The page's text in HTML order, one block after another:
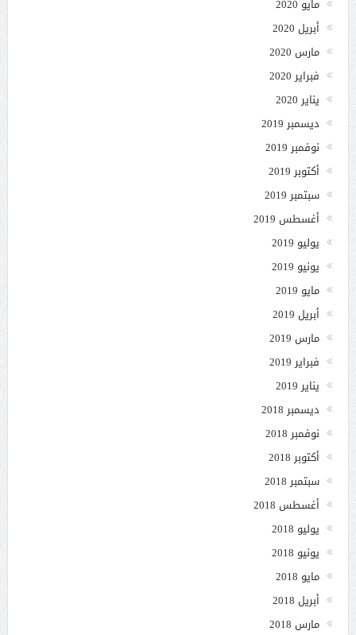
مايو 2020
أبريل 2020
مارس 2020
فبراير 2020
يناير 2020
ديسمبر 2019
نوفمبر 2019
أكتوبر 2019
سبتمبر 2019
أغسطس 2019
يوليو 2019
يونيو 2019
مايو 2019
أبريل 2019
مارس 2019
فبراير 2019
يناير 2019
ديسمبر 2018
نوفمبر 2018
أكتوبر 2018
سبتمبر 2018
أغسطس 2018
يوليو 2018
يونيو 2018
مايو 2018
أبريل 2018
مارس 2018